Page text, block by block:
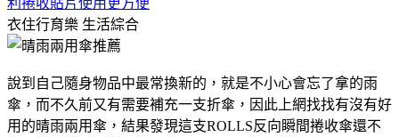
衣住行育樂 生活綜合
說到自己隨身物品中最常換新的，就是不小心會忘了拿的雨
傘，而不久前又有需要補充一支折傘，因此上網找找有沒有好
用的晴雨兩用傘，結果發現這支ROLLS反向瞬間捲收傘還不